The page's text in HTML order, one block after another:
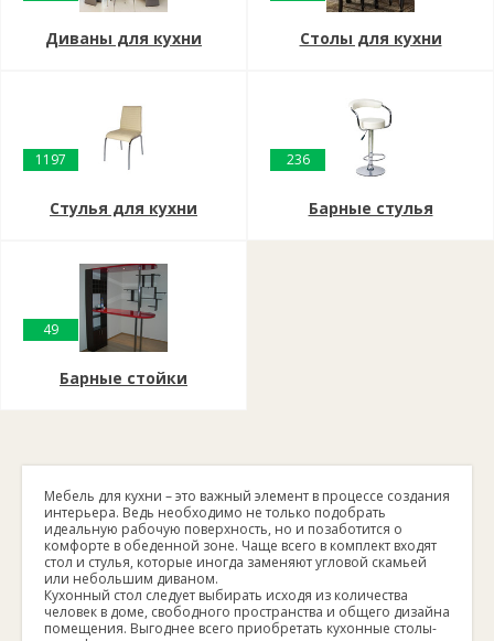
Диваны для кухни Столы для кухни
1197
Стулья для кухни
236
Барные стулья
49
Барные стойки
Мебель для кухни – это важный элемент в процессе создания
интерьера. Ведь необходимо не только подобрать
идеальную рабочую поверхность, но и позаботится о
комфорте в обеденной зоне. Чаще всего в комплект входят
стол и стулья, которые иногда заменяют угловой скамьей
или небольшим диваном.
Кухонный стол следует выбирать исходя из количества
человек в доме, свободного пространства и общего дизайна
помещения. Выгоднее всего приобретать кухонные столы-